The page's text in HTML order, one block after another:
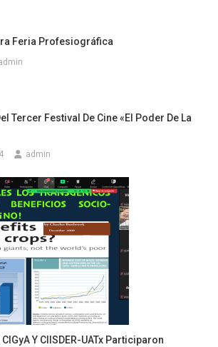
Feria Profesiográfica
Tercer Festival De Cine «El Poder De La
admin
Y CIISDER-UATx Participaron